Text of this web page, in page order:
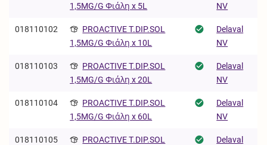
1,5MG/G Φιάλη x 5L
NV
018110102
PROACTIVE T.DIP.SOL
1,5MG/G Φιάλη x 10L
Delaval
NV
018110103
PROACTIVE T.DIP.SOL
1,5MG/G Φιάλη x 20L
Delaval
NV
018110104
PROACTIVE T.DIP.SOL
1,5MG/G Φιάλη x 60L
Delaval
NV
018110105
PROACTIVE T.DIP.SOL
Delaval